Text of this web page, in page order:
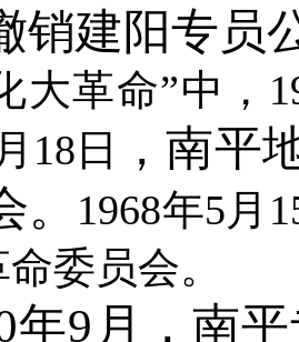
销建阳专员
大革命”中，
18日
，南平
1968年5月
委员会。
年9月，南